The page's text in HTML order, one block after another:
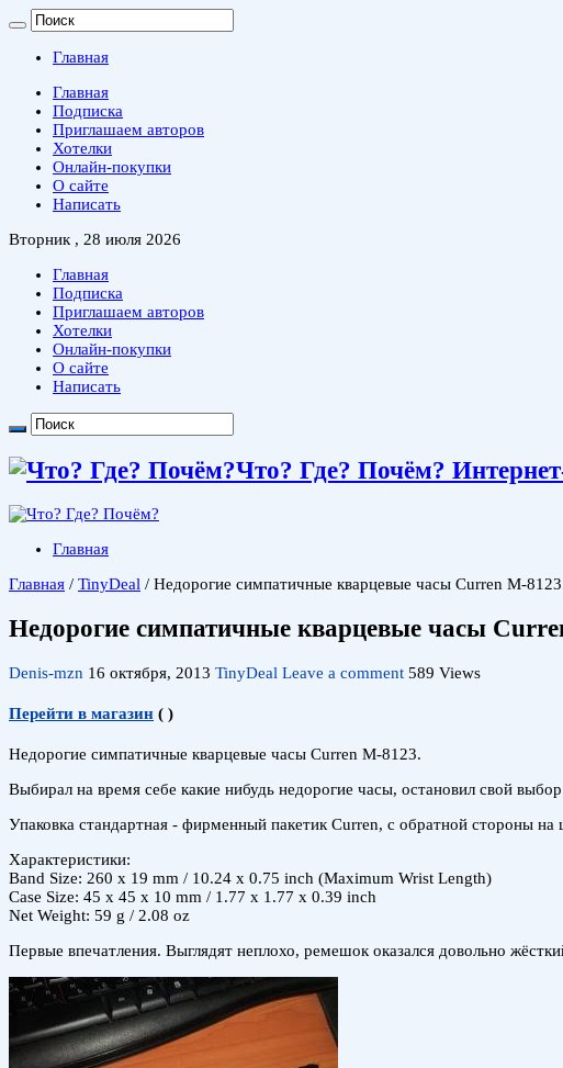
Главная
Главная
Подписка
Приглашаем авторов
Хотелки
Онлайн-покупки
О сайте
Написать
Вторник , 28 июля 2026
Главная
Подписка
Приглашаем авторов
Хотелки
Онлайн-покупки
О сайте
Написать
Что? Где? Почём?
Главная
Главная / TinyDeal / Недорогие симпатичные кварцевые часы Curren M-
Недорогие симпатичные кварцевые часы
Denis-mzn 16 октября, 2013 TinyDeal Leave a comment 589 Views
Перейти в магазин ( )
Недорогие симпатичные кварцевые часы Curren M-8123.
Выбирал на время себе какие нибудь недорогие часы, остановил свой
Упаковка стандартная - фирменный пакетик Curren, с обратной стороны
Характеристики:
Band Size: 260 x 19 mm / 10.24 x 0.75 inch (Maximum Wrist Length)
Case Size: 45 x 45 x 10 mm / 1.77 x 1.77 x 0.39 inch
Net Weight: 59 g / 2.08 oz
Первые впечатления. Выглядят неплохо, ремешок оказался довольно